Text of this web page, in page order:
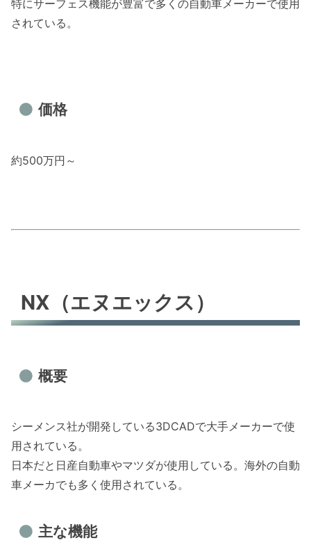
特にサーフェス機能が豊富で多くの自動車メーカーで使用
されている。
価格
約500万円～
NX（エヌエックス）
概要
シーメンス社が開発している3DCADで大手メーカーで使
用されている。
日本だと日産自動車やマツダが使用している。海外の自動
車メーカでも多く使用されている。
主な機能